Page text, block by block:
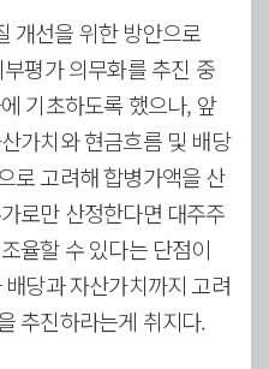
개선을 위한 방안으로
평가 의무화를 추진 중
기초하도록 했으나, 앞
가치와 현금흐름 및 배당
로 고려해 합병가액을 산
로만 산정한다면 대주주
율할 수 있다는 단점이
당과 자산가치까지 고려
추진하라는게 취지다.